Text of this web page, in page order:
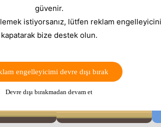
güvenir.
istiyorsanız, lütfen reklam
kapatarak bize destek olun.
engelleyicimi devre dışı bırak
Devre dışı bırakmadan devam et